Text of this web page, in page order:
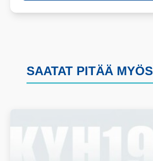
SAATAT PITÄÄ